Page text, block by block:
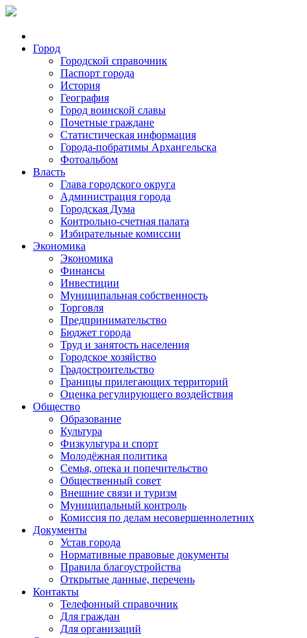
Город
Городской справочник
Паспорт города
История
География
Город воинской славы
Почетные граждане
Статистическая информация
Города-побратимы Архангельска
Фотоальбом
Власть
Глава городского округа
Администрация города
Городская Дума
Контрольно-счетная палата
Избирательные комиссии
Экономика
Экономика
Финансы
Инвестиции
Муниципальная собственность
Торговля
Предпринимательство
Бюджет города
Труд и занятость населения
Городское хозяйство
Градостроительство
Границы прилегающих территорий
Оценка регулирующего воздействия
Общество
Образование
Культура
Физкультура и спорт
Молодёжная политика
Семья, опека и попечительство
Общественный совет
Внешние связи и туризм
Муниципальный контроль
Комиссия по делам несовершеннолетних
Документы
Устав города
Нормативные правовые документы
Правила благоустройства
Открытые данные, перечень
Контакты
Телефонный справочник
Для граждан
Для организаций